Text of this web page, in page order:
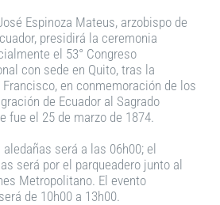
Espinoza Mateus, arzobispo de
presidirá la ceremonia
el 53° Congreso
con sede en Quito, tras la
en conmemoración de los
de Ecuador al Sagrado
fue el 25 de marzo de 1874.
será a las 06h00; el
será por el parqueadero junto al
Metropolitano. El evento
de 10h00 a 13h00.